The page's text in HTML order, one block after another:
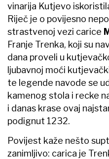
vinarija Kutjevo
Riječ je o povijesno
strastvenoj vezi carice
Franje Trenka, koji su
dana proveli u
ljubavnoj moći
te legende navode se
kamenog stola i recke
i danas krase ovaj
podignut 1232.
Povijest kaže nešto
zanimljivo: carica je